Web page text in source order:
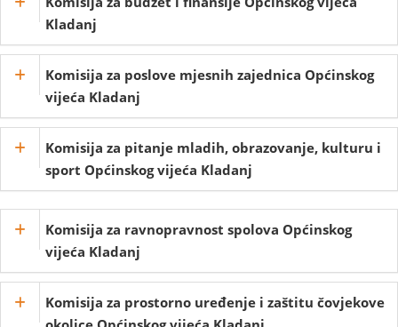
Kladanj
Komisija za poslove mjesnih zajednica Općinskog
vijeća Kladanj
Komisija za pitanje mladih, obrazovanje, kulturu i
sport Općinskog vijeća Kladanj
Komisija za ravnopravnost spolova Općinskog
vijeća Kladanj
Komisija za prostorno uređenje i zaštitu čovjekove